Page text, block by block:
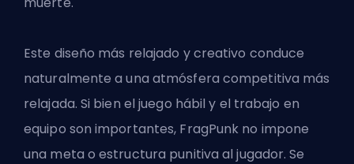
Este diseño más relajado y creativo conduce
naturalmente a una atmósfera competitiva más
relajada. Si bien el juego hábil y el trabajo en
equipo son importantes, FragPunk no impone
una meta o estructura punitiva al jugador. Se